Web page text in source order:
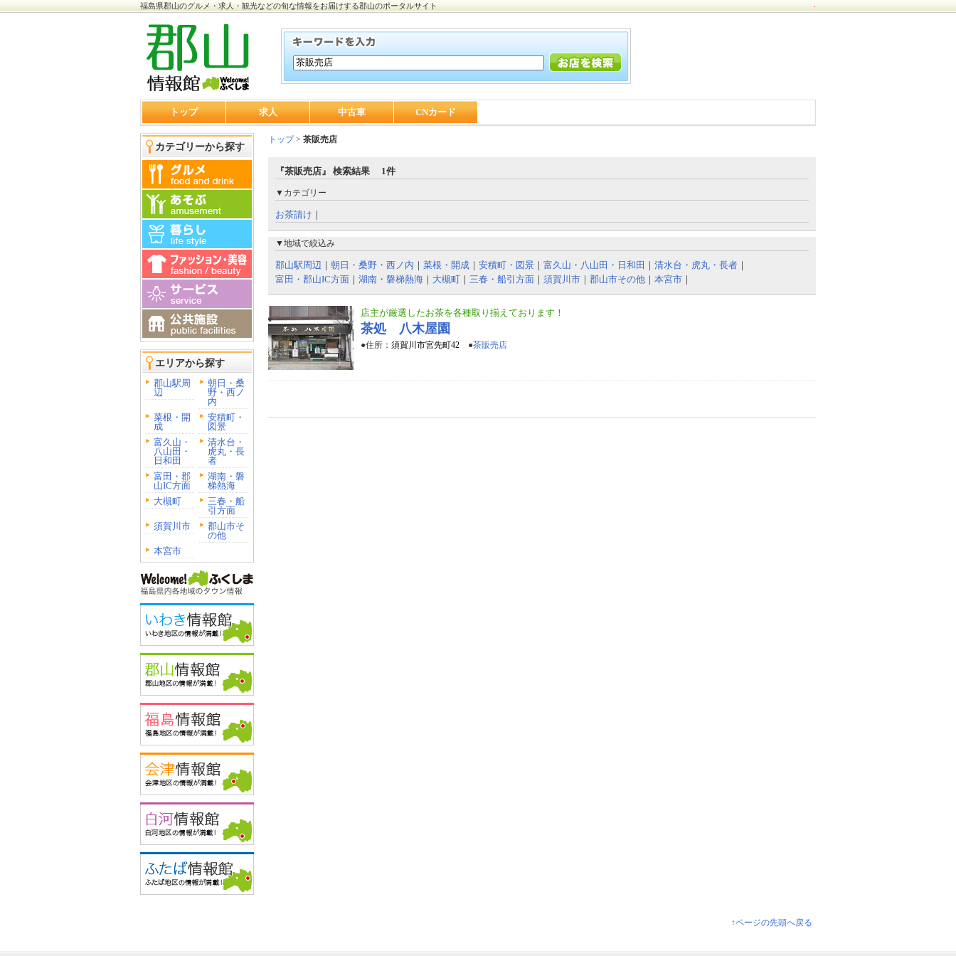
福島県郡山のグルメ・求人・観光などの旬な情報をお届けする郡山のポータルサイト
トップ 求人 中古車 CNカード
カテゴリーから探す
エリアから探す
郡山駅周
辺
朝日・桑
野・西ノ
内
菜根・開
成
安積町・
図景
富久山・
八山田・
日和田
清水台・
虎丸・長
者
富田・郡
山IC方面
湖南・磐
梯熱海
大槻町
三春・船
引方面
須賀川市
郡山市そ
の他
本宮市
トップ> 茶販売店
『茶販売店』 検索結果 1件
▼カテゴリー
お茶請け ｜
▼地域で絞込み
郡山駅周辺 ｜ 朝日・桑野・西ノ内 ｜ 菜根・開成 ｜ 安積町・図景 ｜ 富久山・八山田・日和田 ｜ 清水台・虎丸・長者 ｜
富田・郡山IC方面 ｜ 湖南・磐梯熱海 ｜ 大槻町 ｜ 三春・船引方面 ｜ 須賀川市 ｜ 郡山市その他 ｜ 本宮市 ｜
店主が厳選したお茶を各種取り揃えております！
茶処 八木屋園
●住所： 須賀川市宮先町42 ●茶販売店
↑ページの先頭へ戻る